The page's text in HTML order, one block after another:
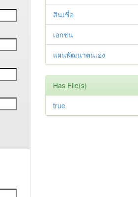
สินเชื่อ
เอกชน
แผนพัฒนาตนเอง
Has File(s)
true